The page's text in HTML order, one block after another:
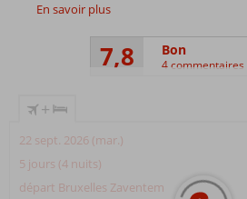
En savoir plus
7,8 Bon
4 commentaires
+
22 sept. 2026 (mar.)
5 jours (4 nuits)
départ Bruxelles Zaventem